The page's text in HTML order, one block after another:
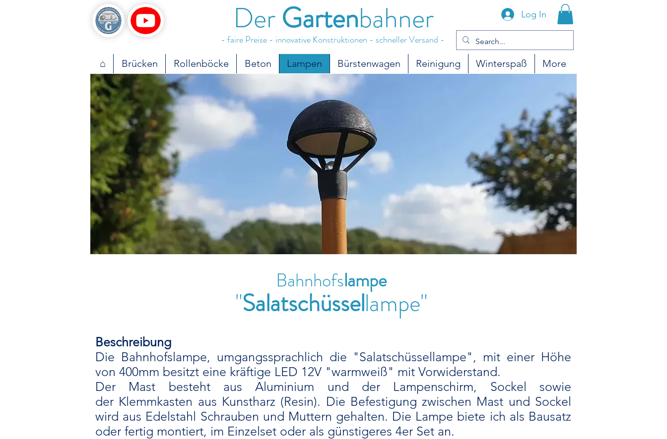
DerGartenbahner Log In
- faire Preise - innovative Konstruktionen - schneller Versand -
⌂ Brücken Rollenböcke Beton Lampen Bürstenwagen Reinigung Winterspaß More
Bahnhofslampe
"Salatschüssellampe"
Beschreibung
Die Bahnhofslampe, umgangssprachlich die "Salatschüssellampe", mit einer Höhe
von 400mm besitzt eine kräftige LED 12V "warmweiß" mit Vorwiderstand.
Der Mast besteht aus Aluminium und der Lampenschirm, Sockel sowie
der Klemmkasten aus Kunstharz (Resin). Die Befestigung zwischen Mast und Sockel
wird aus Edelstahl Schrauben und Muttern gehalten. Die Lampe biete ich als Bausatz
oder fertig montiert, im Einzelset oder als günstigeres 4er Set an.